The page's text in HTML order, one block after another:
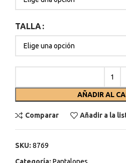
TALLA
AÑADIR AL
Comparar Añadir a la
SKU: 8769